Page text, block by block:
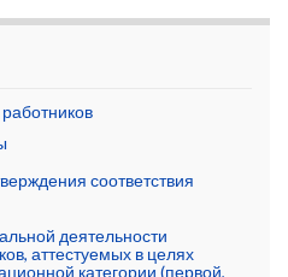
соответствия
деятельности
аттестуемых в целях
категории (первой,